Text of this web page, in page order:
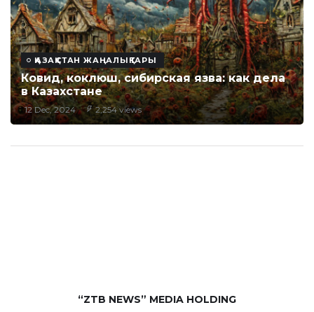
ҚАЗАҚСТАН ЖАҢАЛЫҚТАРЫ
Ковид, коклюш, сибирская язва: как дела
в Казахстане
12 Dec, 2024 2,254 views
“ZTB NEWS” MEDIA HOLDING